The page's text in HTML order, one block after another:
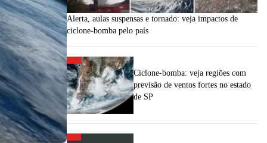
Alerta, aulas suspensas e tornado: veja impactos de
ciclone-bomba pelo país
Ciclone-bomba: veja regiões com
previsão de ventos fortes no estado
de SP